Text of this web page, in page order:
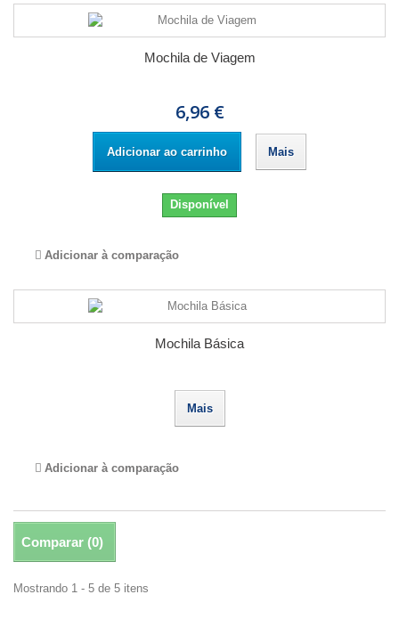
Mochila de Viagem
6,96 €
Adicionar ao carrinho Mais
Disponível
Adicionar à comparação
Mochila Básica
Mais
Adicionar à comparação
Comparar (0)
Mostrando 1 - 5 de 5 itens